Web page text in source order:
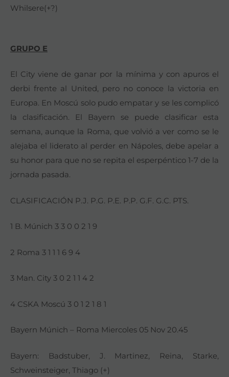
Whilsere(+?)
GRUPO E
El City viene de ganar por la mínima y con apuros el
derbi frente al United, pero no conoce la victoria en
Europa. En Moscú solo pudo empatar y se les complicó
la clasificación. El Bayern se puede clasificar esta
semana, aunque la Roma, que volvió a ver como se le
alejaba el liderato al perder en Nápoles, debe apelar a
su honor para que no se repita el esperpéntico 1-7 de la
jornada pasada.
CLASIFICACIÓN P.J. P.G. P.E. P.P. G.F. G.C. PTS.
1 B. Múnich 3 3 0 0 2 1 9
2 Roma 3 1 1 1 6 9 4
3 Man. City 3 0 2 1 1 4 2
4 CSKA Moscú 3 0 1 2 1 8 1
Bayern Múnich – Roma Miercoles 05 Nov 20.45
Bayern: Badstuber, J. Martinez, Reina, Starke,
Schweinsteiger, Thiago (+)